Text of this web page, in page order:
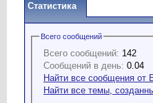
Статистика
Всего сообщений
Всего сообщений: 142
Сообщений в день: 0.04
Найти все сообщения от
Найти все темы,